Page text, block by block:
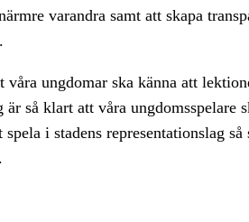
varandra samt att skapa
våra ungdomar ska känna att
är så klart att våra ungdomsspelare
i stadens representationslag